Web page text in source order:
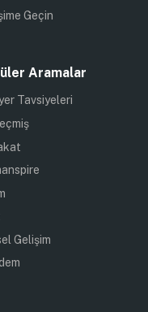
Geçin
Aramalar
Tavsiyeleri
Gelişim